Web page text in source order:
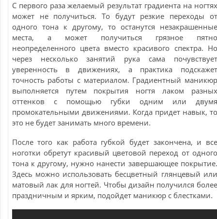
С первого раза желаемый результат градиента на ногтях
может не получиться. То будут резкие переходы от
одного тона к другому, то останутся незакрашенные
места, а может получиться грязное пятно
неопределенного цвета вместо красивого спектра. Но
через несколько занятий рука сама почувствует
уверенность в движениях, а практика подскажет
точность работы с материалом. Градиентный маникюр
выполняется путем покрытия ногтя лаком разных
оттенков с помощью губки одним или двумя
промокательными движениями. Когда придет навык, то
это не будет занимать много времени.
После того как работа губкой будет закончена, и все
ноготки обретут красивый цветовой переход от одного
тона к другому, нужно нанести завершающее покрытие.
Здесь можно использовать бесцветный глянцевый или
матовый лак для ногтей. Чтобы дизайн получился более
праздничным и ярким, подойдет маникюр с блестками.